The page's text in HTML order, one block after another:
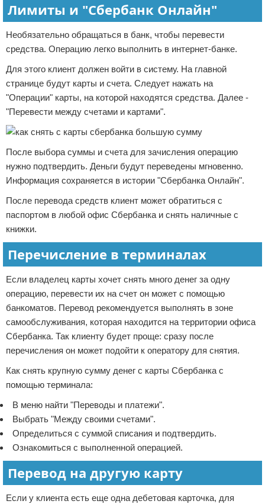
Лимиты и "Сбербанк Онлайн"
Необязательно обращаться в банк, чтобы перевести
средства. Операцию легко выполнить в интернет-банке.
Для этого клиент должен войти в систему. На главной
странице будут карты и счета. Следует нажать на
"Операции" карты, на которой находятся средства. Далее -
"Перевести между счетами и картами".
После выбора суммы и счета для зачисления операцию
нужно подтвердить. Деньги будут переведены мгновенно.
Информация сохраняется в истории "Сбербанка Онлайн".
После перевода средств клиент может обратиться с
паспортом в любой офис Сбербанка и снять наличные с
книжки.
Перечисление в терминалах
Если владелец карты хочет снять много денег за одну
операцию, перевести их на счет он может с помощью
банкоматов. Перевод рекомендуется выполнять в зоне
самообслуживания, которая находится на территории офиса
Сбербанка. Так клиенту будет проще: сразу после
перечисления он может подойти к оператору для снятия.
Как снять крупную сумму денег с карты Сбербанка с
помощью терминала:
В меню найти "Переводы и платежи".
Выбрать "Между своими счетами".
Определиться с суммой списания и подтвердить.
Ознакомиться с выполненной операцией.
Перевод на другую карту
Если у клиента есть еще одна дебетовая карточка, для